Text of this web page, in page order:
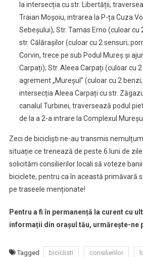
la intersecția cu str. Libertății,
Traian Moșoiu, intrarea la P-ța Cuza
Sebeșului); Str. Tamas Erno (culoar cu
str. Călărașilor (culoar cu 2 sensuri;
Corvin, trece pe sub Podul Mureș și
Carpați); Str. Aleea Carpați (culoar cu
agrement „Mureșul” (culoar cu 2
intersecția Aleea Carpați cu str.
canalul Turbinei, traversează podul
de la a 2-a intrare la Complexul
Zeci de bicicliști ne-au transmis
situație ce trenează de peste 6 luni de
solicităm consilierilor locali să voteze
biciclete, pentru ca în această primăvară
pe traseele menționate!
Pentru a fi în permanență la curent cu
informații din orașul tău, urmărește-ne
Tagged biciclisti consilierilor